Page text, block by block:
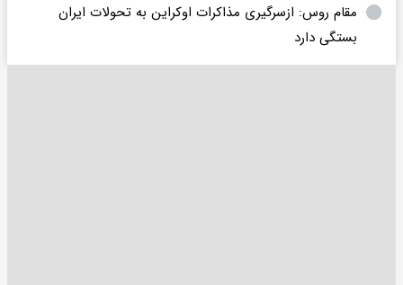
مقام روس: ازسرگیری مذاکرات اوکراین به تحولات ایران
بستگی دارد